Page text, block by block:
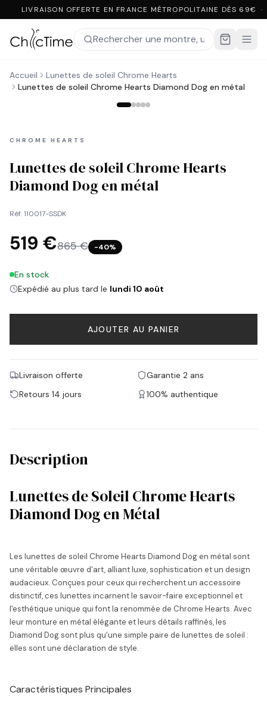
LIVRAISON OFFERTE EN FRANCE MÉTROPOLITAINE DÈS 69€
Accueil
Lunettes de soleil Chrome Hearts
Lunettes de soleil Chrome Hearts Diamond Dog en métal
CHROME HEARTS
Lunettes de soleil Chrome Hearts
Diamond Dog en métal
Réf.110017-SSDK
519 €865 € −40%
En stock
Expédié au plus tard le lundi 10 août
AJOUTER AU PANIER
Livraison offerte
Garantie 2 ans
Retours 14 jours
100% authentique
Description
Lunettes de Soleil Chrome Hearts
Diamond Dog en Métal
Les lunettes de soleil Chrome Hearts Diamond Dog en métal sont
une véritable œuvre d'art, alliant luxe, sophistication et un design
audacieux. Conçues pour ceux qui recherchent un accessoire
distinctif, ces lunettes incarnent le savoir-faire exceptionnel et
l'esthétique unique qui font la renommée de Chrome Hearts. Avec
leur monture en métal élégante et leurs détails raffinés, les
Diamond Dog sont plus qu'une simple paire de lunettes de soleil :
elles sont une déclaration de style.
Caractéristiques Principales